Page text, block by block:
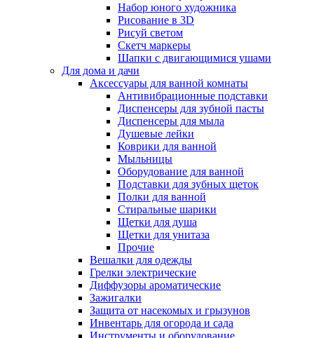
Набор юного художника
Рисование в 3D
Рисуй светом
Скетч маркеры
Шапки с двигающимися ушами
Для дома и дачи
Аксессуары для ванной комнаты
Антивибрационные подставки
Диспенсеры для зубной пасты
Диспенсеры для мыла
Душевые лейки
Коврики для ванной
Мыльницы
Оборудование для ванной
Подставки для зубных щеток
Полки для ванной
Стиральные шарики
Щетки для душа
Щетки для унитаза
Прочие
Вешалки для одежды
Грелки электрические
Диффузоры ароматические
Зажигалки
Защита от насекомых и грызунов
Инвентарь для огорода и сада
Инструменты и оборудование